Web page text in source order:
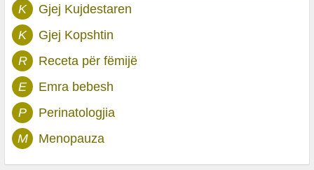
K
Gjej Kujdestaren
K
Gjej Kopshtin
R
Receta për fëmijë
E
Emra bebesh
P
Perinatologjia
M
Menopauza